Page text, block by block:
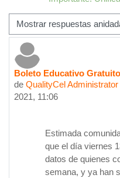
Mostrar modo
Boleto Educativo Gratuito
de QualityCel Administrator
2021, 11:06
Número de respuestas: 0
Estimada
que el día viernes
datos de quienes
semana, y ya han